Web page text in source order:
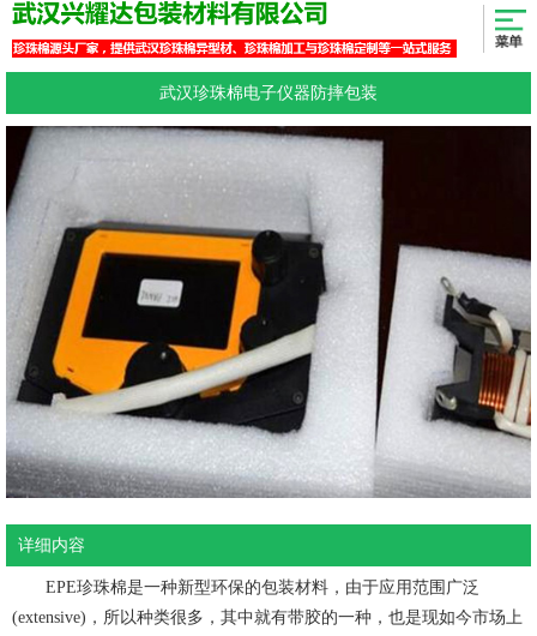
武汉珍珠棉电子仪器防摔包装
详细内容
EPE珍珠棉是一种新型环保的包装材料，由于应用范围广泛
(extensive)，所以种类很多，其中就有带胶的一种，也是现如今市场上